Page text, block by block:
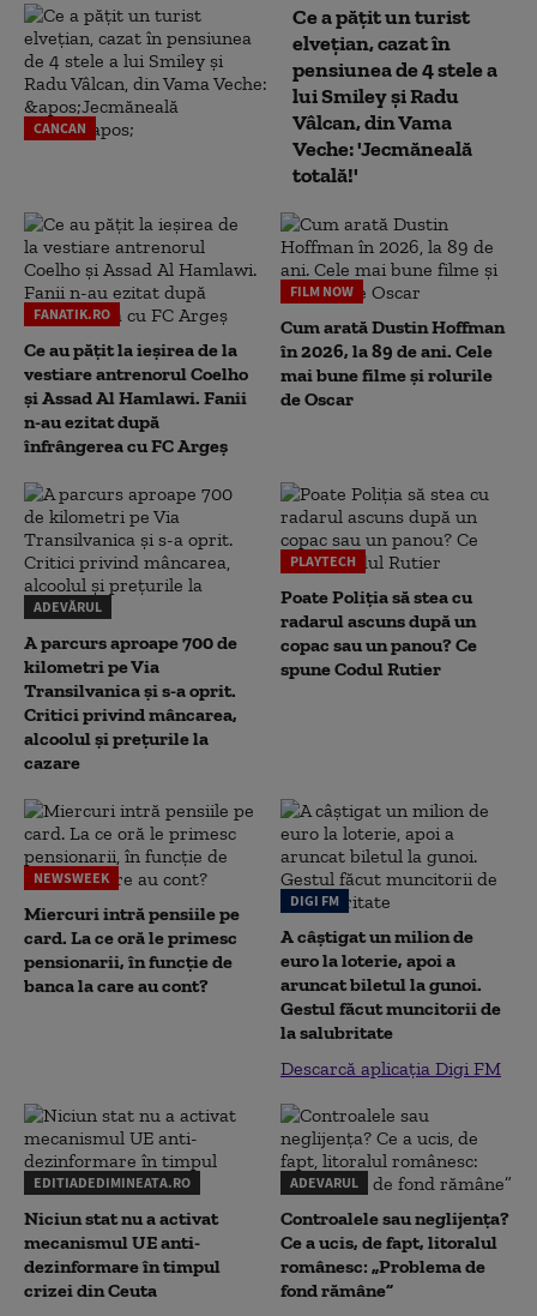
CANCAN
Ce a pățit un turist
elvețian, cazat în
pensiunea de 4 stele a
lui Smiley și Radu
Vâlcan, din Vama
Veche: 'Jecmăneală
totală!'
FANATIK.RO
Ce au pățit la ieșirea de la
vestiare antrenorul Coelho
și Assad Al Hamlawi. Fanii
n-au ezitat după
înfrângerea cu FC Argeș
FILM NOW
Cum arată Dustin Hoffman
în 2026, la 89 de ani. Cele
mai bune filme și rolurile
de Oscar
ADEVĂRUL
A parcurs aproape 700 de
kilometri pe Via
Transilvanica și s-a oprit.
Critici privind mâncarea,
alcoolul și prețurile la
cazare
PLAYTECH
Poate Poliția să stea cu
radarul ascuns după un
copac sau un panou? Ce
spune Codul Rutier
NEWSWEEK
Miercuri intră pensiile pe
card. La ce oră le primesc
pensionarii, în funcție de
banca la care au cont?
DIGI FM
A câștigat un milion de
euro la loterie, apoi a
aruncat biletul la gunoi.
Gestul făcut muncitorii de
la salubritate
Descarcă aplicația Digi FM
EDITIADEDIMINEATA.RO
Niciun stat nu a activat
mecanismul UE anti-
dezinformare în timpul
crizei din Ceuta
ADEVARUL
Controalele sau neglijența?
Ce a ucis, de fapt, litoralul
românesc: „Problema de
fond rămâne”